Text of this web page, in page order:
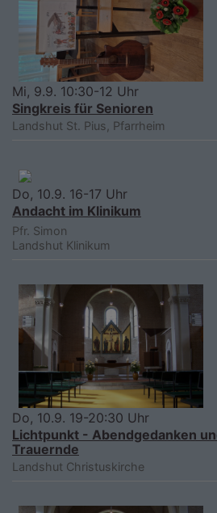
Mi, 9.9. 10:30-12 Uhr
Singkreis für Senioren
Landshut St. Pius, Pfarrheim
Do, 10.9. 16-17 Uhr
Andacht im Klinikum
Pfr. Simon
Landshut Klinikum
Do, 10.9. 19-20:30 Uhr
Lichtpunkt - Abendgedanken
Trauernde
Landshut Christuskirche